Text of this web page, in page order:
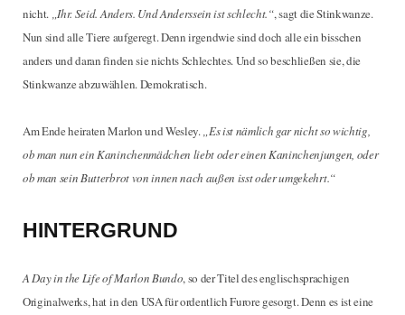
nicht. „Ihr. Seid. Anders. Und Anderssein ist schlecht.“, sagt die Stinkwanze.
Nun sind alle Tiere aufgeregt. Denn irgendwie sind doch alle ein bisschen
anders und daran finden sie nichts Schlechtes. Und so beschließen sie, die
Stinkwanze abzuwählen. Demokratisch.
Am Ende heiraten Marlon und Wesley.„Es ist nämlich gar nicht so wichtig,
ob man nun ein Kaninchenmädchen liebt oder einen Kaninchenjungen, oder
ob man sein Butterbrot von innen nach außen isst oder umgekehrt.“
HINTERGRUND
A Day in the Life of Marlon Bundo, so der Titel des englischsprachigen
Originalwerks, hat in den USA für ordentlich Furore gesorgt. Denn es ist eine